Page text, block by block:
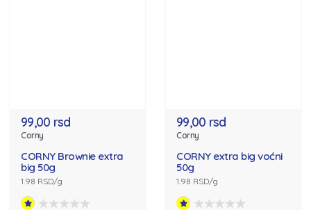
99,00 rsd
Corny
CORNY Brownie extra
big 50g
1.98 RSD/g
99,00 rsd
Corny
CORNY extra big voćni
50g
1.98 RSD/g